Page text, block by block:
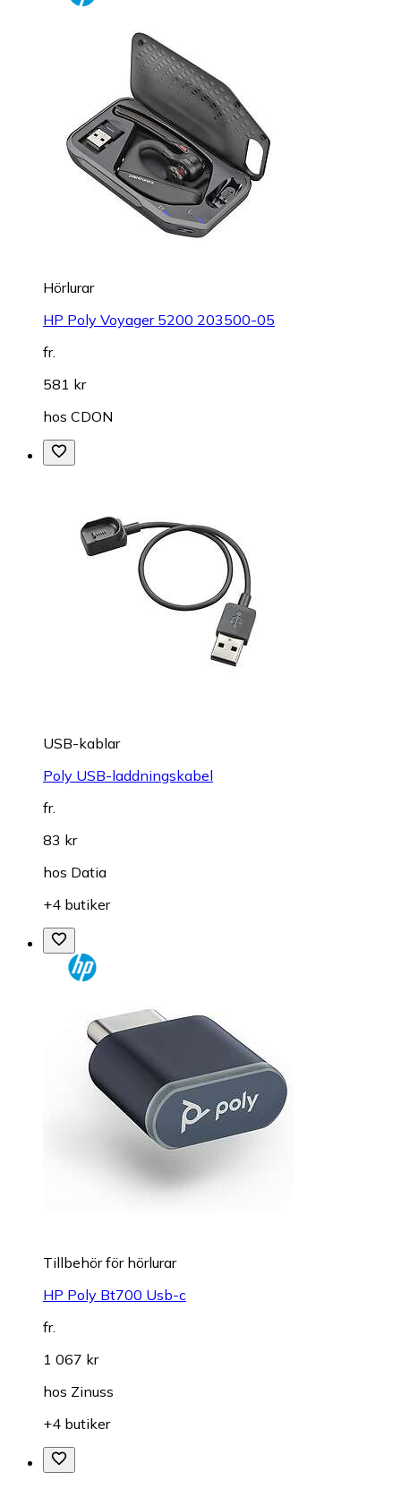
Hörlurar
HP Poly Voyager 5200 203500-05
fr.
581 kr
hos CDON
USB-kablar
Poly USB-laddningskabel
fr.
83 kr
hos Datia
+4 butiker
Tillbehör för hörlurar
HP Poly Bt700 Usb-c
fr.
1 067 kr
hos Zinuss
+4 butiker